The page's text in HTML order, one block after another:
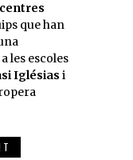
que han
les escoles
Iglésias i